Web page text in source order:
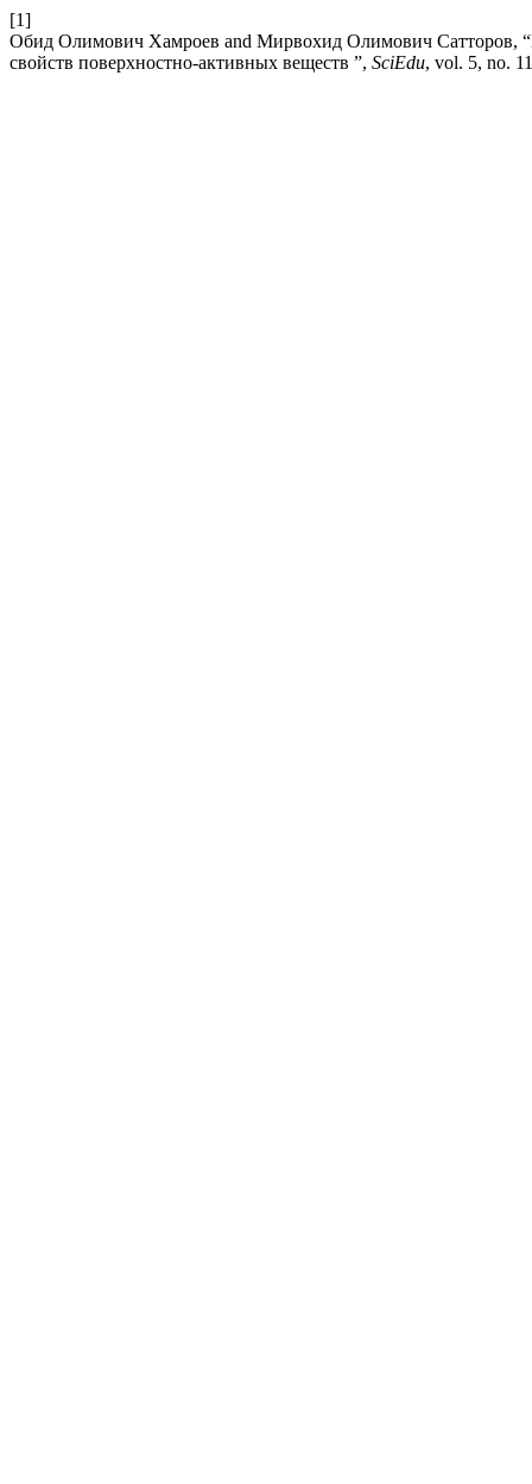
[1]
Обид Олимович Хамроев and Мирвохид Олимович Сатторов,
свойств поверхностно-активных веществ ”, SciEdu, vol. 5, no.